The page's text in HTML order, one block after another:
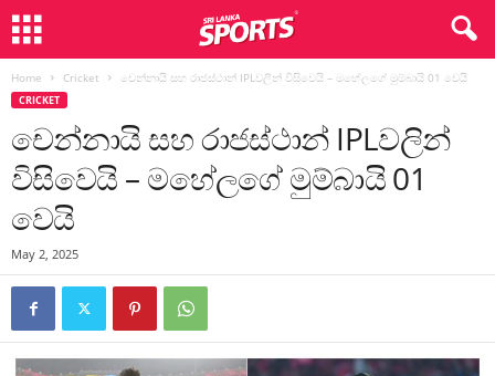
Home Cricket චෙන්නායි සහ රාජස්ථාන් IPLවලින් විසිවෙයි – මහේලගේ මුම්බායි 01 වෙයි
CRICKET
චෙන්නායි සහ රාජස්ථාන් IPLවලින්
විසිවෙයි – මහේලගේ මුම්බායි 01
වෙයි
May 2, 2025